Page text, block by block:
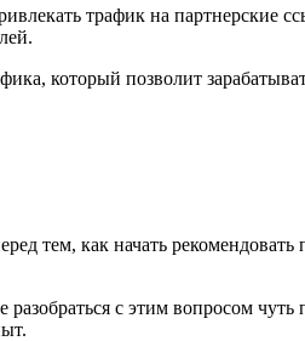
трафик на партнерские
который позволит
тем, как начать
с этим вопросом